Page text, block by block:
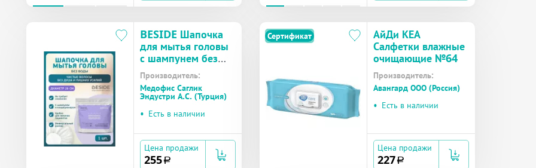
BESIDE Шапочка
для мытья головы
с шампунем без
смывания (27929)
№1
Производитель:
Медофис Саглик
Эндустри А.С. (Турция)
• Есть в наличии
Цена продажи
255a
Сертификат
АйДи КЕА
Салфетки влажные
очищающие №64
Производитель:
Авангард ООО (Россия)
• Есть в наличии
Цена продажи
227a